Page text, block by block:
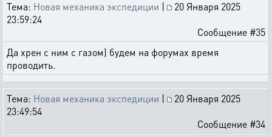
Тема: Новая механика экспедиции |
20 Января 2025
23:59:24
Сообщение #35
Да хрен с ним с газом) будем на форумах время
проводить.
Тема: Новая механика экспедиции |
20 Января 2025
23:49:54
Сообщение #34